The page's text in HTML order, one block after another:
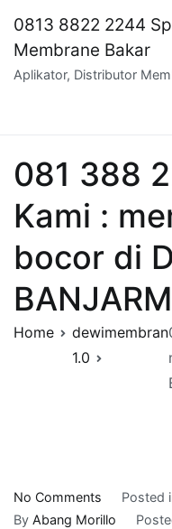
content
0813 8822 2244
Membrane Bakar
Aplikator, Distributor
081 388
Kami :
bocor di
Home
dewimembran
1.0
No Comments
081
Posted
By Abang Morillo